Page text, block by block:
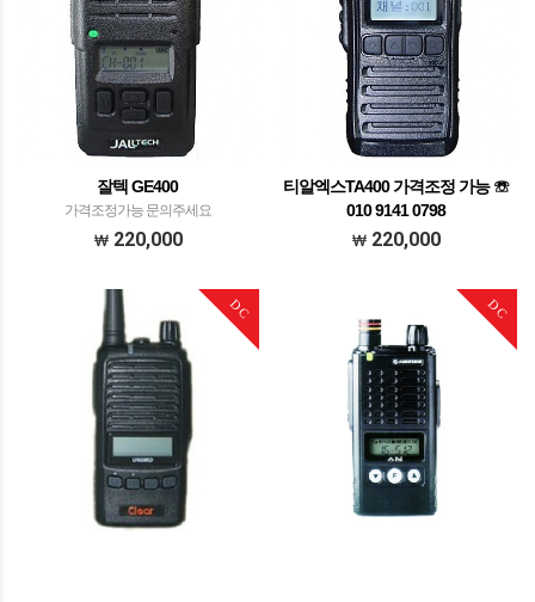
잘텍 GE400
가격조정가능 문의주세요
220,000
티알엑스TA400 가격조정 가능 ☏
010 9141 0798
가격조정가능 문의주세요
220,000
DC DC